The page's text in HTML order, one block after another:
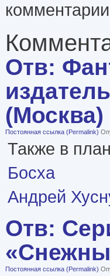
комментарии
Отв:
(Москва)
Постоянная ссылка (Permalink)
Также в
Босха
Андрей
Отв:
Постоянная ссылка (Permalink)